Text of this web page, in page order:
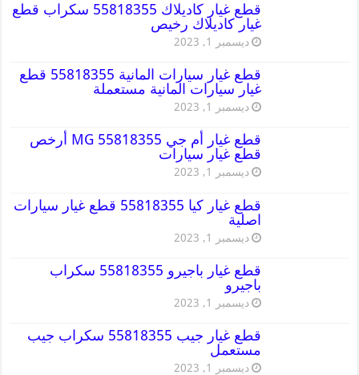
قطع غيار كاديلاك 55818355 سكراب قطع
غيار كاديلاك رخيص
ديسمبر 1, 2023
قطع غيار سيارات المانية 55818355 قطع
غيار سيارات المانية مستعملة
ديسمبر 1, 2023
قطع غيار أم جي MG 55818355 أرخص
قطع غيار سيارات
ديسمبر 1, 2023
قطع غيار كيا 55818355 قطع غيار سيارات
اصلية
ديسمبر 1, 2023
قطع غيار باجيرو 55818355 سكراب
باجيرو
ديسمبر 1, 2023
قطع غيار جيب 55818355 سكراب جيب
مستعمل
ديسمبر 1, 2023